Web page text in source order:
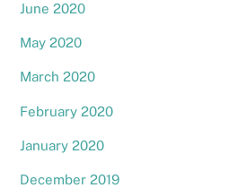
June 2020
May 2020
March 2020
February 2020
January 2020
December 2019